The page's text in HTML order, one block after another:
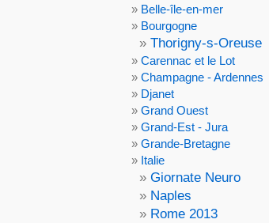
Belle-île-en-mer
Bourgogne
Thorigny-s-Oreuse
Carennac et le Lot
Champagne - Ardennes
Djanet
Grand Ouest
Grand-Est - Jura
Grande-Bretagne
Italie
Giornate Neuro
Naples
Rome 2013